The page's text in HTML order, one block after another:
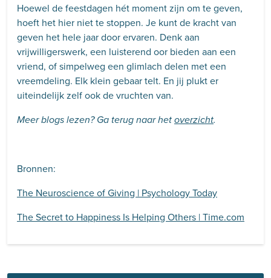
Hoewel de feestdagen hét moment zijn om te geven,
hoeft het hier niet te stoppen. Je kunt de kracht van
geven het hele jaar door ervaren. Denk aan
vrijwilligerswerk, een luisterend oor bieden aan een
vriend, of simpelweg een glimlach delen met een
vreemdeling. Elk klein gebaar telt. En jij plukt er
uiteindelijk zelf ook de vruchten van.
Meer blogs lezen? Ga terug naar het overzicht.
Bronnen:
The Neuroscience of Giving | Psychology Today
The Secret to Happiness Is Helping Others | Time.com